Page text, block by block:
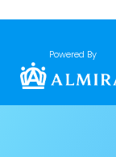
Powered By